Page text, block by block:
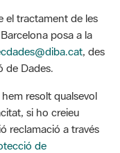
el tractament de les
posa a la
, des
de Dades.
resolt qualsevol
si ho creieu
reclamació a través
de